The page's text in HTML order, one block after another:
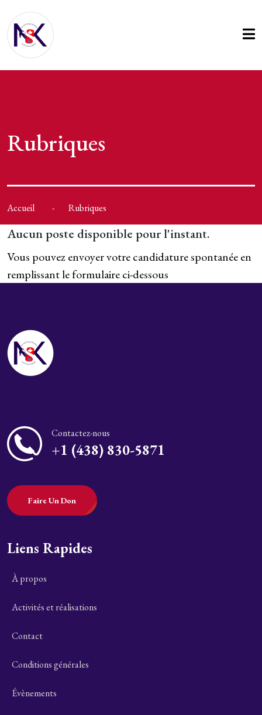
Rubriques
Accueil Rubriques
Aucun poste disponible pour l'instant.
Vous pouvez envoyer votre candidature spontanée en
remplissant le formulaire ci-dessous
Contactez-nous
+1 (438) 830-5871
Faire Un Don
Liens Rapides
À propos
Activités et réalisations
Contact
Conditions générales
Évènements